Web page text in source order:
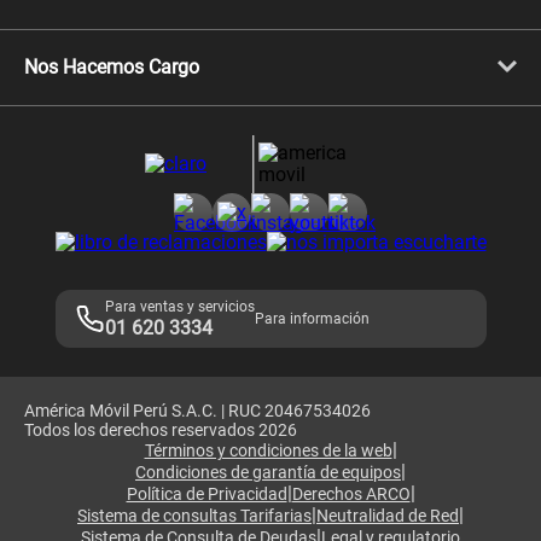
Celulares Motorola
Llamada por llamada
Comprobantes electrónicos
Consulta de IMEI
Nos Hacemos Cargo
Consulta de reclamos
Adquirientes iPhone 6, 6S y SE
Mensaje de Seguridad
Términos y Condiciones de Tienda Claro
Libro de Reclamaciones
Para ventas y servicios
01 620 3334 Para información
América Móvil Perú S.A.C. | RUC 20467534026
Todos los derechos reservados 2026
Términos y condiciones de la web|
Condiciones de garantía de equipos|
Política de Privacidad|Derechos ARCO|
Sistema de consultas Tarifarias|Neutralidad de Red|